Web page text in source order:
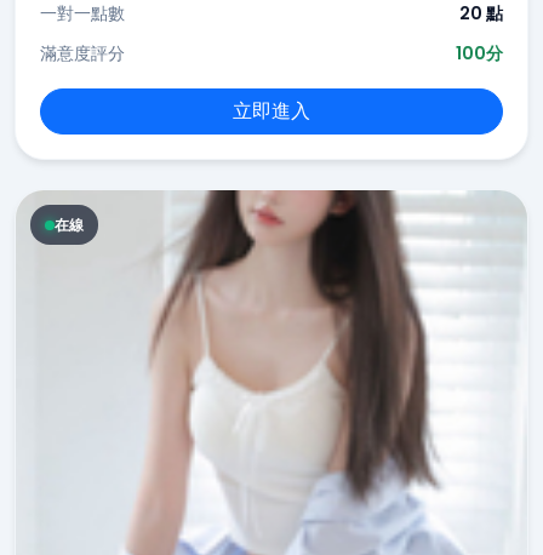
一對一點數
20 點
滿意度評分
100分
立即進入
在線